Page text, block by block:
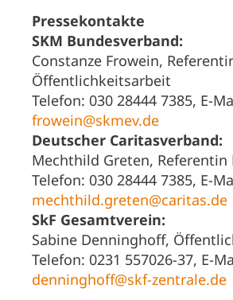
Pressekontakte
SKM Bundesverband:
Constanze Frowein,
Öffentlichkeitsarbeit
Telefon: 030 28444 7385, E-
frowein@skmev.de
Deutscher Caritasverband:
Mechthild Greten, Referentin
Telefon: 030 28444 7385, E-
mechthild.greten@caritas.de
SkF Gesamtverein:
Sabine Denninghoff,
Telefon: 0231 557026-37, E-
denninghoff@skf-zentrale.de